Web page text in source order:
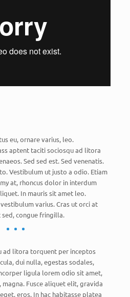
eu, ornare varius, leo.
aptent taciti sociosqu ad litora
Sed sed est. Sed venenatis.
Vestibulum ut justo a odio. Etiam
at, rhoncus dolor in interdum
In mauris sit amet leo.
varius. Cras ut orci at
congue fringilla.
ad litora torquent per inceptos
dui nulla, egestas sodales,
ligula lorem odio sit amet,
Fusce aliquet elit, gravida
eros. In hac habitasse platea